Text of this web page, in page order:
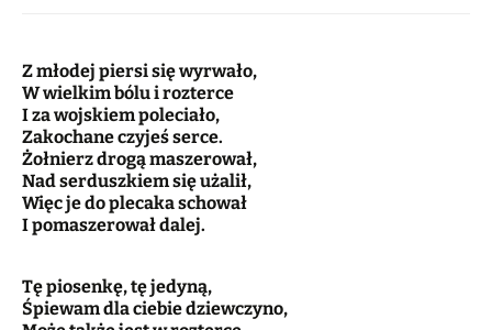
Z młodej piersi się wyrwało,
W wielkim bólu i rozterce
I za wojskiem poleciało,
Zakochane czyjeś serce.
Żołnierz drogą maszerował,
Nad serduszkiem się użalił,
Więc je do plecaka schował
I pomaszerował dalej.
Tę piosenkę, tę jedyną,
Śpiewam dla ciebie dziewczyno,